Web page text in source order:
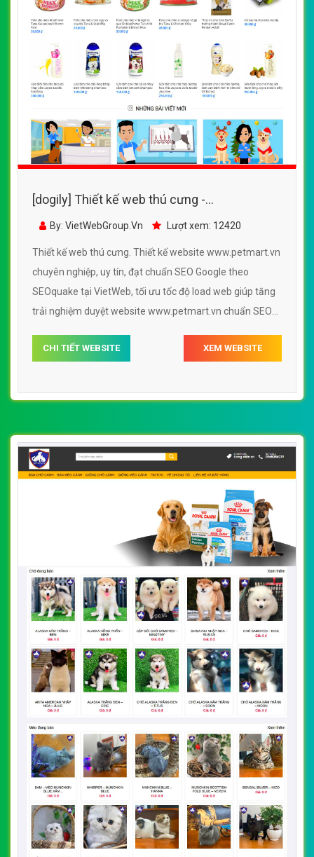
[dogily] Thiết kế web thú cưng -
www.petmart.vn
By: VietWebGroup.Vn Lượt xem: 12420
Thiết kế web thú cưng. Thiết kế website www.petmart.vn
chuyên nghiệp, uy tín, đạt chuẩn SEO Google theo
SEOquake tại VietWeb, tối ưu tốc độ load web giúp tăng
trải nghiệm duyệt website www.petmart.vn chuẩn SEO
CHI TIẾT WEBSITE XEM WEBSITE